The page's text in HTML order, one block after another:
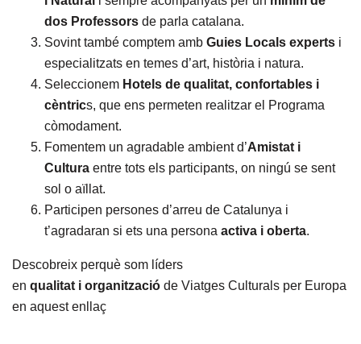
dos Professors de parla catalana.
Sovint també comptem amb Guies Locals experts i
especialitzats en temes d’art, història i natura.
Seleccionem Hotels de qualitat, confortables i
cèntrics, que ens permeten realitzar el Programa
còmodament.
Fomentem un agradable ambient d’Amistat i
Cultura entre tots els participants, on ningú se sent
sol o aïllat.
Participen persones d’arreu de Catalunya i
t’agradaran si ets una persona activa i oberta.
Descobreix perquè som líders
en qualitat i organització de Viatges Culturals per Europa
en aquestenllaç